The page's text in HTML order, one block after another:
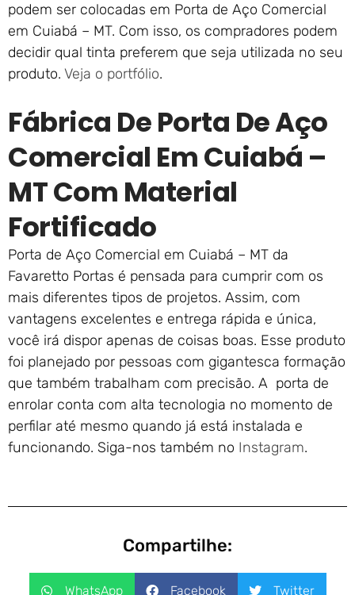
podem ser colocadas em Porta de Aço Comercial
em Cuiabá – MT. Com isso, os compradores podem
decidir qual tinta preferem que seja utilizada no seu
produto. Veja o portfólio.
Fábrica De Porta De Aço
Comercial Em Cuiabá –
MT Com Material
Fortificado
Porta de Aço Comercial em Cuiabá – MT da
Favaretto Portas é pensada para cumprir com os
mais diferentes tipos de projetos. Assim, com
vantagens excelentes e entrega rápida e única,
você irá dispor apenas de coisas boas. Esse produto
foi planejado por pessoas com gigantesca formação
que também trabalham com precisão. A porta de
enrolar conta com alta tecnologia no momento de
perfilar até mesmo quando já está instalada e
funcionando. Siga-nos também no Instagram.
Compartilhe:
WhatsApp Facebook Twitter